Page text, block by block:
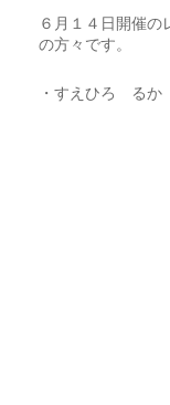
６月１４日開催の
の方々です。
・すえひろ る